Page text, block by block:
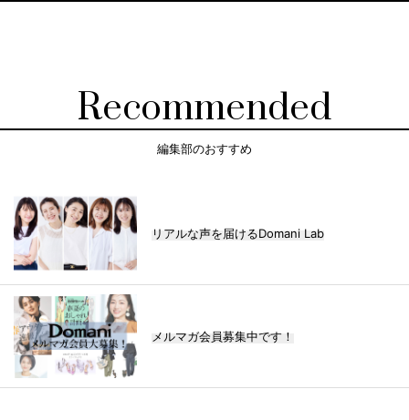
Recommended
編集部のおすすめ
リアルな声を届けるDomani Lab
メルマガ会員募集中です！